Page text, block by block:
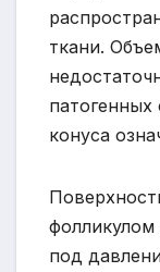
ткани.
патогенных
конуса
под